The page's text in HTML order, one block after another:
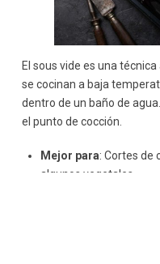
El sous vide es una
se cocinan a baja
dentro de un baño de
el punto de cocción.
Mejor para: Cortes de
algunos vegetales.